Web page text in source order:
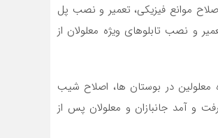
موانع فیزیکی، تعمیر و نصب پل
و نصب تابلوهای ویژه معلولان از
در بوستان ها، اصلاح شیب
و آمد جانبازان و معلولان پس از